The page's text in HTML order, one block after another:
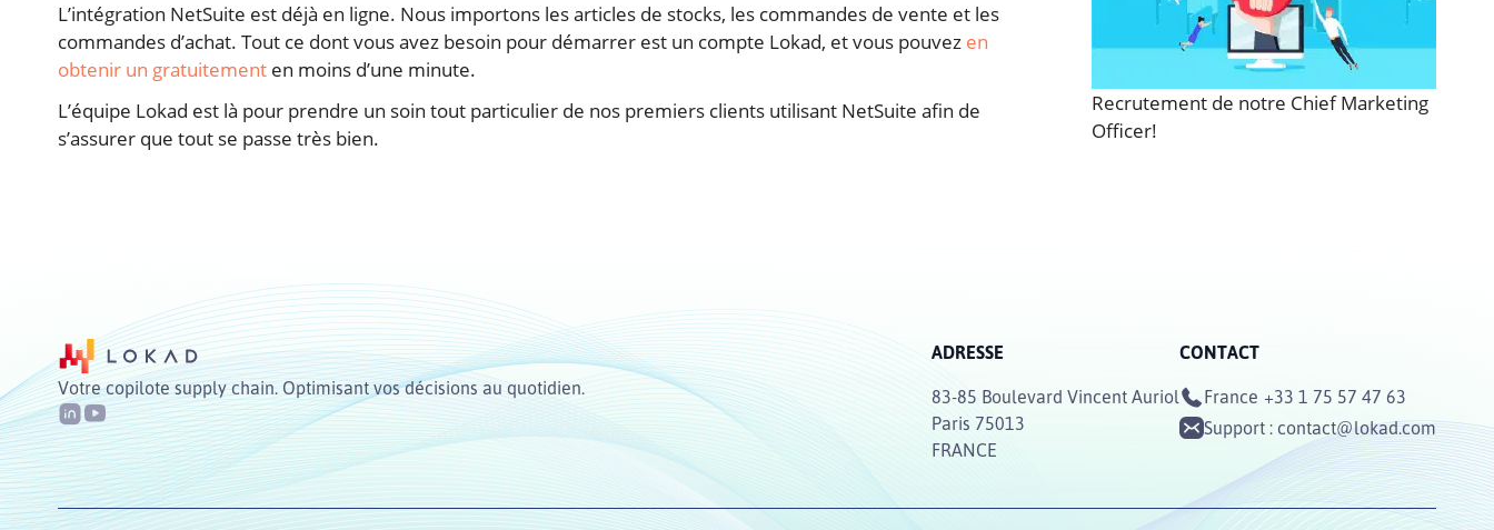
L’intégration NetSuite est déjà en ligne. Nous importons les articles de stocks, les commandes de vente et les
commandes d’achat. Tout ce dont vous avez besoin pour démarrer est un compte Lokad, et vous pouvez en
obtenir un gratuitement en moins d’une minute.
L’équipe Lokad est là pour prendre un soin tout particulier de nos premiers clients utilisant NetSuite afin de
s’assurer que tout se passe très bien.
Recrutement de notre Chief Marketing
Officer!
Votre copilote supply chain. Optimisant vos décisions au quotidien.
ADRESSE
83-85 Boulevard Vincent Auriol
Paris 75013
FRANCE
CONTACT
France +33 1 75 57 47 63
Support : contact@lokad.com